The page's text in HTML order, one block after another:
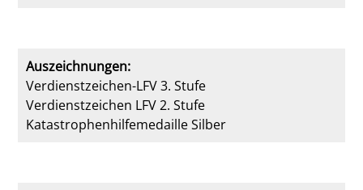
Auszeichnungen:
Verdienstzeichen-LFV 3. Stufe
Verdienstzeichen LFV 2. Stufe
Katastrophenhilfemedaille Silber